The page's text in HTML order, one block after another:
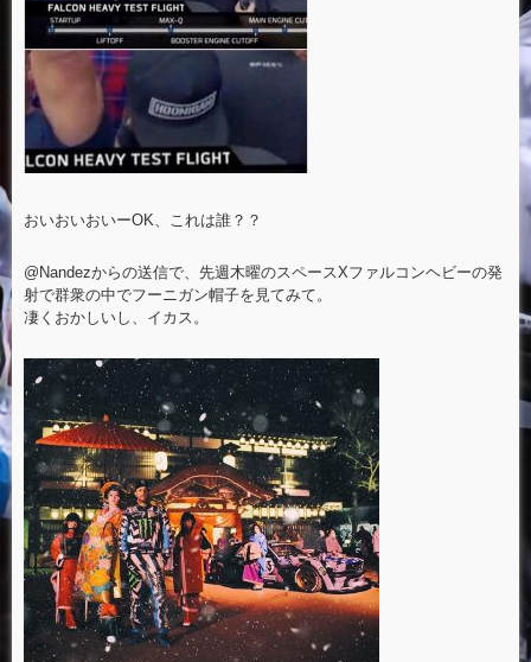
おいおいおいーOK、これは誰？？
@Nandezからの送信で、先週木曜のスペースXファルコンヘビーの発
射で群衆の中でフーニガン帽子を見てみて。
凄くおかしいし、イカス。